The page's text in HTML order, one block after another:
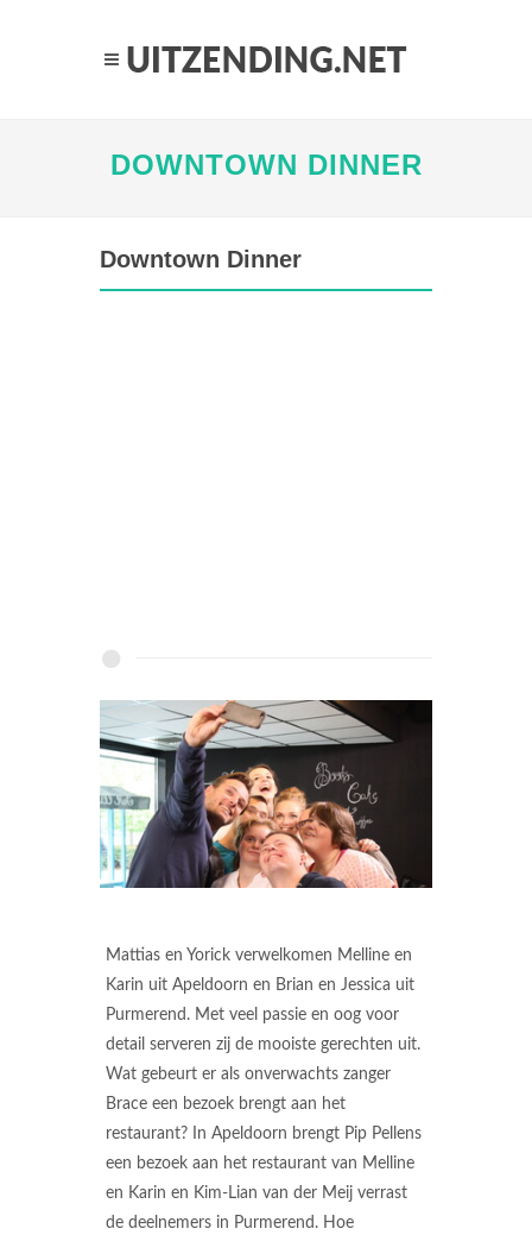
DOWNTOWN DINNER
Downtown Dinner
Mattias en Yorick verwelkomen Melline en
Karin uit Apeldoorn en Brian en Jessica uit
Purmerend. Met veel passie en oog voor
detail serveren zij de mooiste gerechten uit.
Wat gebeurt er als onverwachts zanger
Brace een bezoek brengt aan het
restaurant? In Apeldoorn brengt Pip Pellens
een bezoek aan het restaurant van Melline
en Karin en Kim-Lian van der Meij verrast
de deelnemers in Purmerend. Hoe